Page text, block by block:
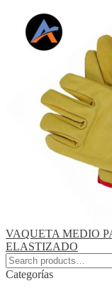
VAQUETA MEDIO
ELASTIZADO
Search
for:
Categorías